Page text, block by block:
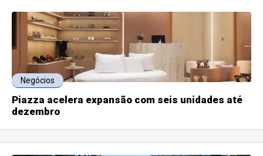
Negócios
Piazza acelera expansão com seis unidades até
dezembro